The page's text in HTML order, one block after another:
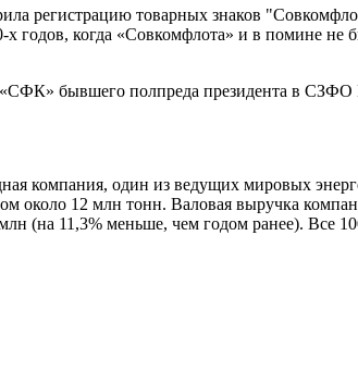
регистрацию товарных знаков
годов, когда «Совкомфлота» и в помине
бывшего полпреда президента в
компания, один из ведущих мировых
около 12 млн тонн. Валовая выручка
11,3% меньше, чем годом ранее). Все